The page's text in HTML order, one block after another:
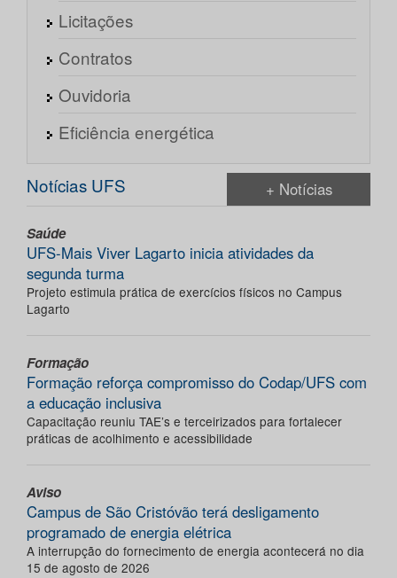
Licitações
Contratos
Ouvidoria
Eficiência energética
Notícias UFS + Notícias
Saúde
UFS-Mais Viver Lagarto inicia atividades da
segunda turma
Projeto estimula prática de exercícios físicos no Campus
Lagarto
Formação
Formação reforça compromisso do Codap/UFS com
a educação inclusiva
Capacitação reuniu TAE’s e terceirizados para fortalecer
práticas de acolhimento e acessibilidade
Aviso
Campus de São Cristóvão terá desligamento
programado de energia elétrica
A interrupção do fornecimento de energia acontecerá no dia
15 de agosto de 2026